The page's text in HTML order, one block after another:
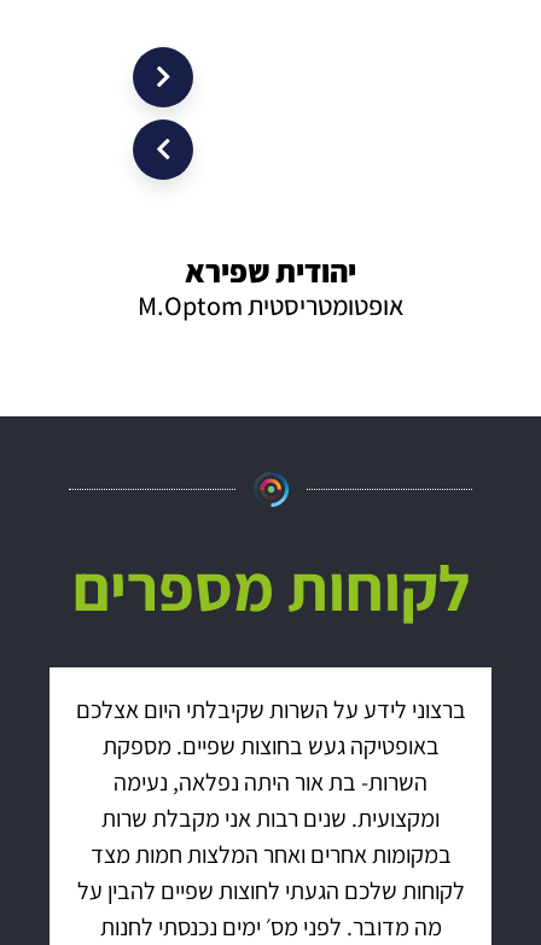
יהודית שפירא
אופטומטריסטית M.Optom
לקוחות מספרים
ברצוני לידע על השרות שקיבלתי היום אצלכם
באופטיקה געש בחוצות שפיים. מספקת
השרות- בת אור היתה נפלאה, נעימה
ומקצועית. שנים רבות אני מקבלת שרות
במקומות אחרים ואחר המלצות חמות מצד
לקוחות שלכם הגעתי לחוצות שפיים להבין על
מה מדובר. לפני מס׳ ימים נכנסתי לחנות